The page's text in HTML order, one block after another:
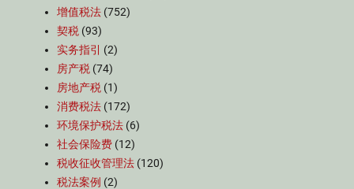
增值税法 (752)
契税 (93)
实务指引
(2)
房产税 (74)
房地产税 (1)
消费税法 (172)
环境保护税法 (6)
社会保险费 (12)
税收征收管理法 (120)
税法案例 (2)